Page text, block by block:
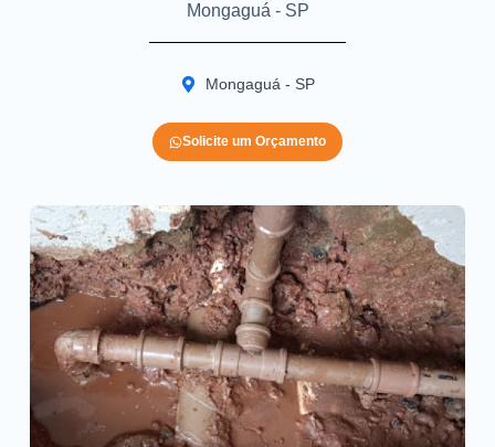
Mongaguá - SP
Mongaguá - SP
Solicite um Orçamento